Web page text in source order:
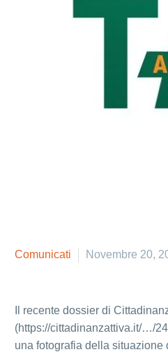
Comunicati Novembre 20,
Il recente dossier di
(https://cittadinanzattiva.it/…/
una fotografia della